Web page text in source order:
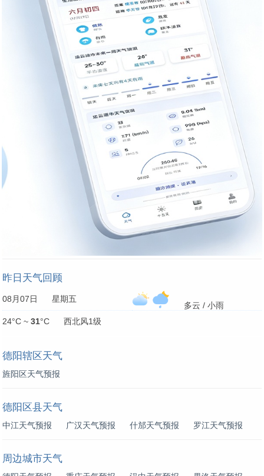
昨日天气回顾
08月07日 星期五
多云 / 小雨
24°C ~ 31°C 西北风1级
德阳辖区天气
旌阳区天气预报
德阳区县天气
中江天气预报 广汉天气预报 什邡天气预报 罗江天气预报
周边城市天气